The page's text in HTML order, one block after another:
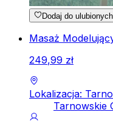
Dodaj do ulubionych
Masaż
249,99 zł
Lokalizacja:
Tarnowskie